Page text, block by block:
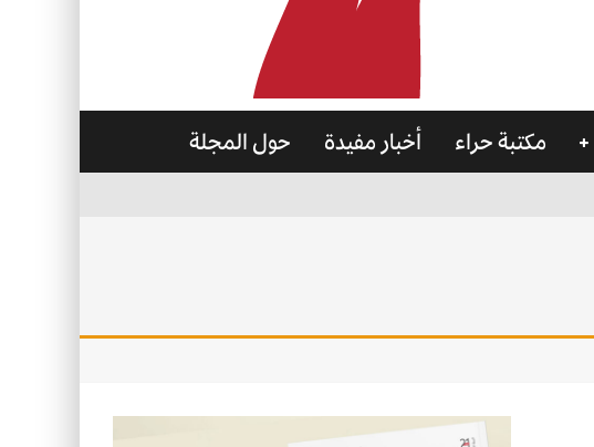
مكتبة حراء أخبار مفيدة حول المجلة